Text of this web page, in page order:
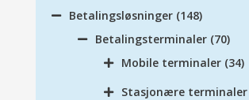
Betalingsløsninger (148)
Betalingsterminaler (70)
Mobile terminaler (34)
Stasjonære terminaler